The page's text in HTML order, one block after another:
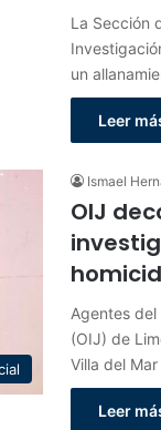
La Sección
un
Leer
Ismael
OIJ
Agentes
(OIJ) de
Villa del
Leer